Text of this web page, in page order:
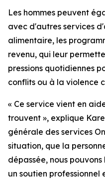
Les hommes peuvent
avec d'autres services
alimentaire, les
revenu, qui leur
pressions quotidiennes
conflits ou à la violence
« Ce service vient en
trouvent », explique
générale des services
situation, que la
dépassée, nous
un soutien